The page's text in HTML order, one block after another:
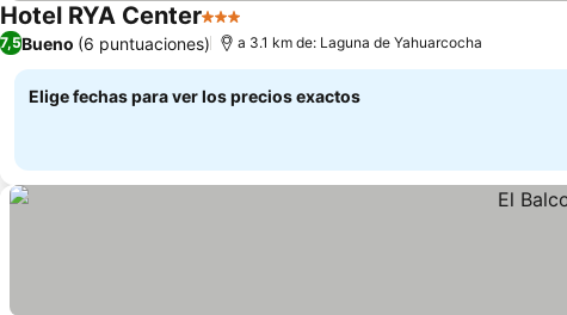
Hotel RYA Center3 Estrellas
7,5Bueno (6 puntuaciones) a 3.1 km de: Laguna de Yahuarcocha
Elige fechas para ver los precios exactos